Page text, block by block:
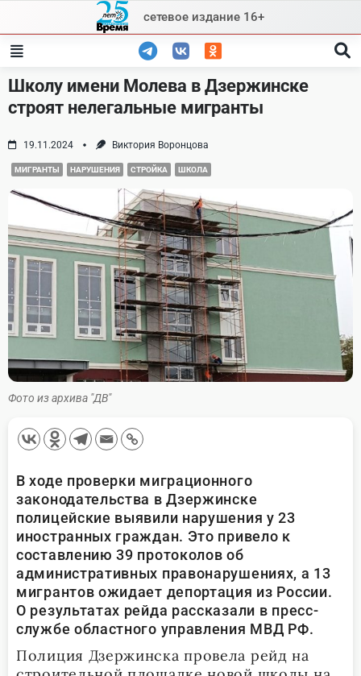
content
сетевое издание 16+
Школу имени Молева в Дзержинске
строят нелегальные мигранты
19.11.2024 Виктория Воронцова
МИГРАНТЫ НАРУШЕНИЯ СТРОЙКА ШКОЛА
Фото из архива "ДВ"
В ходе проверки миграционного
законодательства в Дзержинске
полицейские выявили нарушения у 23
иностранных граждан. Это привело к
составлению 39 протоколов об
административных правонарушениях, а 13
мигрантов ожидает депортация из России.
О результатах рейда рассказали в пресс-
службе областного управления МВД РФ.
Полиция Дзержинска провела рейд на